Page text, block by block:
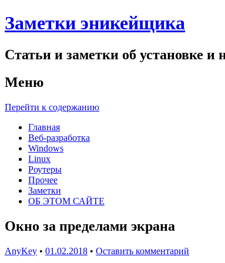
Заметки эникейщика
Статьи и заметки об установке
Меню
Перейти к содержанию
Главная
Веб-разработка
Windows
Linux
Роутеры
Прочее
Заметки
ОБ ЭТОМ САЙТЕ
Окно за пределами экрана
AnyKey • 01.02.2018 • Оставить комментарий